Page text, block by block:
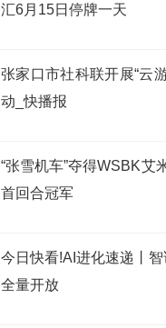
汇6月15日停牌一天
张家口市社科联开展“云
动_快播报
“张雪机车”夺得WSBK艾
首回合冠军
今日快看!AI进化速递丨
全量开放